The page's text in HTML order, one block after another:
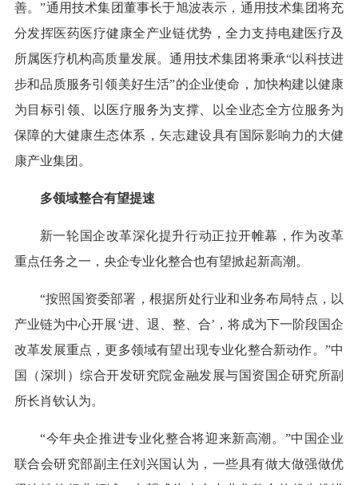
善。”通用技术集团董事长于旭波表示，通用技术集团将充
分发挥医药医疗健康全产业链优势，全力支持电建医疗及
所属医疗机构高质量发展。通用技术集团将秉承“以科技进
步和品质服务引领美好生活”的企业使命，加快构建以健康
为目标引领、以医疗服务为支撑、以全业态全方位服务为
保障的大健康生态体系，矢志建设具有国际影响力的大健
康产业集团。
多领域整合有望提速
新一轮国企改革深化提升行动正拉开帷幕，作为改革
重点任务之一，央企专业化整合也有望掀起新高潮。
“按照国资委部署，根据所处行业和业务布局特点，以
产业链为中心开展‘进、退、整、合’，将成为下一阶段国企
改革发展重点，更多领域有望出现专业化整合新动作。”中
国（深圳）综合开发研究院金融发展与国资国企研究所副
所长肖钦认为。
“今年央企推进专业化整合将迎来新高潮。”中国企业
联合会研究部副主任刘兴国认为，一些具有做大做强做优